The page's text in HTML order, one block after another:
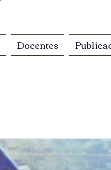
Docentes